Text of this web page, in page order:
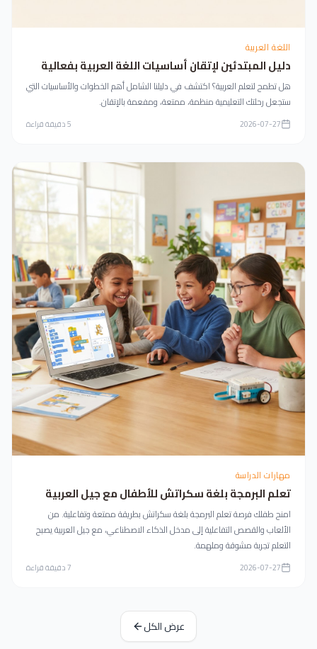
اللغة العربية
دليل المبتدئين لإتقان أساسيات اللغة العربية بفعالية
هل تطمح لتعلم العربية؟ اكتشف في دليلنا الشامل أهم الخطوات والأساسيات التي
ستجعل رحلتك التعليمية منظمة، ممتعة، ومفعمة بالإتقان.
2026-07-27
5دقيقة قراءة
مهارات الدراسة
تعلم البرمجة بلغة سكراتش للأطفال مع جيل العربية
امنح طفلك فرصة تعلم البرمجة بلغة سكراتش بطريقة ممتعة وتفاعلية. من
الألعاب والقصص التفاعلية إلى مدخل الذكاء الاصطناعي، مع جيل العربية يصبح
التعلم تجربة مشوقة وملهمة.
2026-07-27
7دقيقة قراءة
عرض الكل